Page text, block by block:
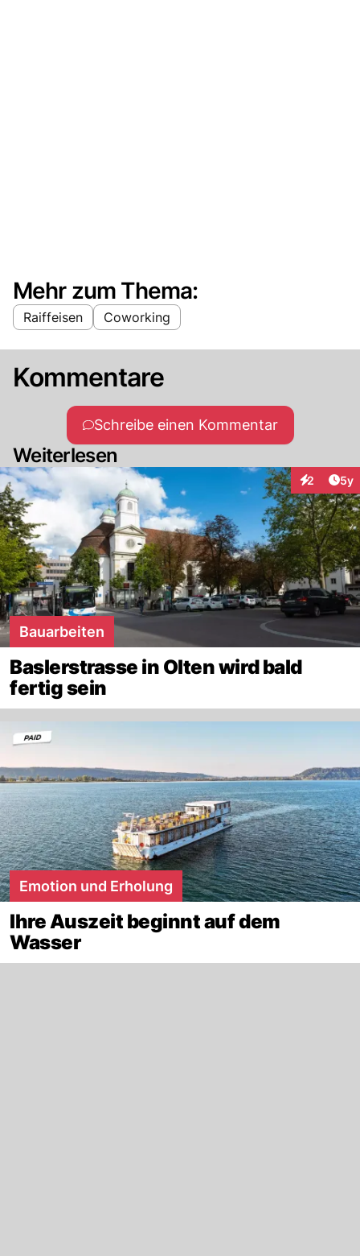
Mehr zum Thema:
Raiffeisen Coworking
Kommentare
Schreibe einen Kommentar
Weiterlesen
2 5y
Bauarbeiten
Baslerstrasse in Olten wird bald
fertig sein
Emotion und Erholung
Ihre Auszeit beginnt auf dem
Wasser